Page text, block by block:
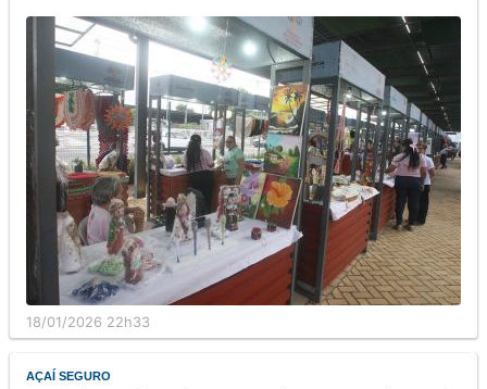
18/01/2026 22h33
AÇAÍ SEGURO